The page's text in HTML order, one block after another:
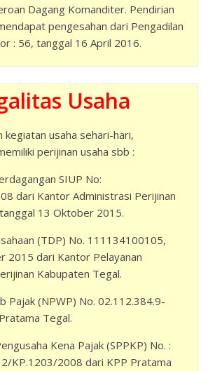
Dagang Komanditer. Pendirian
pengesahan dari Pengadilan
: 56, tanggal 16 April 2016.
Usaha
kegiatan usaha sehari-hari,
perijinan usaha sbb :
SIUP No:
dari Kantor Administrasi Perijinan
13 Oktober 2015.
(TDP) No. 111134100105,
2015 dari Kantor Pelayanan
Kabupaten Tegal.
Pajak (NPWP) No. 02.112.384.9-
Tegal.
Kena Pajak (SPPKP) No. :
KP.1203/2008 dari KPP Pratama